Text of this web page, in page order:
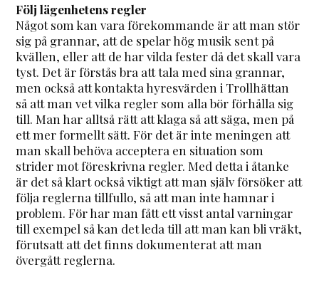
Följ lägenhetens regler
Något som kan vara förekommande är att man stör
sig på grannar, att de spelar hög musik sent på
kvällen, eller att de har vilda fester då det skall vara
tyst. Det är förstås bra att tala med sina grannar,
men också att kontakta hyresvärden i Trollhättan
så att man vet vilka regler som alla bör förhålla sig
till. Man har alltså rätt att klaga så att säga, men på
ett mer formellt sätt. För det är inte meningen att
man skall behöva acceptera en situation som
strider mot föreskrivna regler. Med detta i åtanke
är det så klart också viktigt att man själv försöker att
följa reglerna tillfullo, så att man inte hamnar i
problem. För har man fått ett visst antal varningar
till exempel så kan det leda till att man kan bli vräkt,
förutsatt att det finns dokumenterat att man
övergått reglerna.